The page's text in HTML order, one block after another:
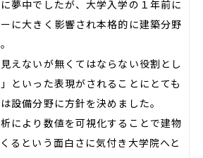
夢中でしたが、大学入学の１年前に
に大きく影響され本格的に建築分野
えないが無くてはならない役割とし
といった表現がされることにとても
設備分野に方針を決めました。
により数値を可視化することで建物
るという面白さに気付き大学院へと